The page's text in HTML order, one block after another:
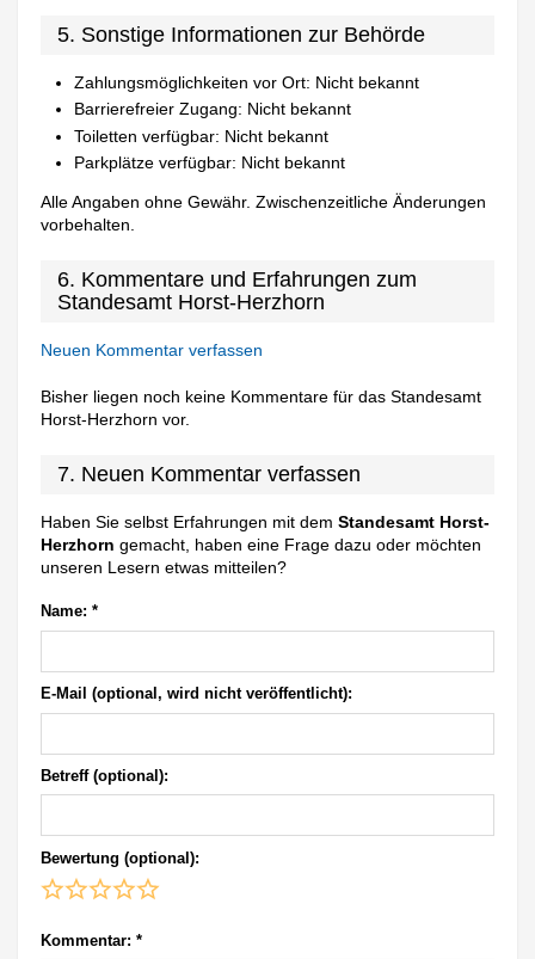
5. Sonstige Informationen zur Behörde
Zahlungsmöglichkeiten vor Ort: Nicht bekannt
Barrierefreier Zugang: Nicht bekannt
Toiletten verfügbar: Nicht bekannt
Parkplätze verfügbar: Nicht bekannt
Alle Angaben ohne Gewähr. Zwischenzeitliche Änderungen
vorbehalten.
6. Kommentare und Erfahrungen zum
Standesamt Horst-Herzhorn
Neuen Kommentar verfassen
Bisher liegen noch keine Kommentare für das Standesamt
Horst-Herzhorn vor.
7. Neuen Kommentar verfassen
Haben Sie selbst Erfahrungen mit demStandesamt Horst-
Herzhorn gemacht, haben eine Frage dazu oder möchten
unseren Lesern etwas mitteilen?
Name: *
E-Mail (optional, wird nicht veröffentlicht):
Betreff (optional):
Bewertung (optional):
Kommentar: *